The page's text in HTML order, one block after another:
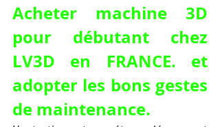
Acheter machine 3D
pour débutant chez
LV3D en FRANCE. et
adopter les bons gestes
de maintenance.